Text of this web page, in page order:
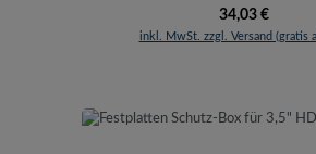
Regulärer Preis:
34,03 €
inkl. MwSt. zzgl. Versand (gratis